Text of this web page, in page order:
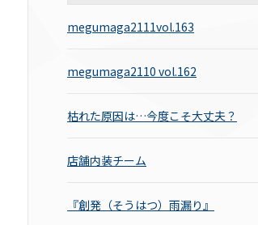
megumaga2111vol.163
megumaga2110 vol.162
枯れた原因は…今度こそ大丈夫？
店舗内装チーム
『創発（そうはつ）雨漏り』